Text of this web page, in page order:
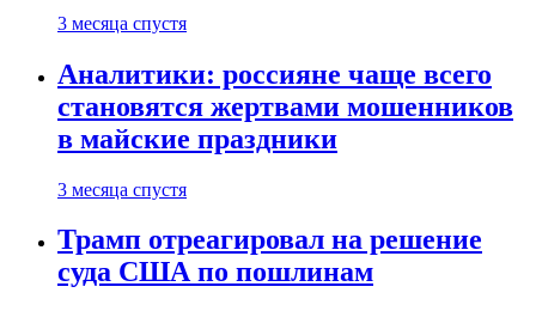
3 месяца спустя
Аналитики: россияне чаще всего
становятся жертвами мошенников
в майские праздники
3 месяца спустя
Трамп отреагировал на решение
суда США по пошлинам